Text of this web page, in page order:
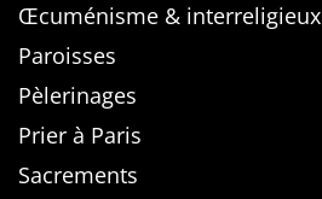
Œcuménisme & interreligieux
Paroisses
Pèlerinages
Prier à Paris
Sacrements